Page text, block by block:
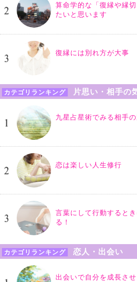
算命学的な「復縁や縁
たいと思います
復縁には別れ方が大事
カテゴリランキング 片思い・相手の
九星占星術でみる相手
恋は楽しい人生修行
言葉にして行動すると
る！
カテゴリランキング 恋人・出会い
出会いで自分を成長させ